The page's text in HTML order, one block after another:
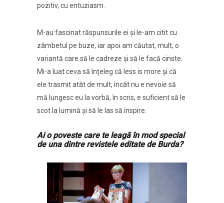
pozitiv, cu entuziasm.
M-au fascinat răspunsurile ei și le-am citit cu
zâmbetul pe buze, iar apoi am căutat, mult, o
variantă care să le cadreze și să le facă cinste.
Mi-a luat ceva să înțeleg că less is more și că
ele trasmit atât de mult, încât nu e nevoie să
mă lungesc eu la vorbă, în scris, e suficient să le
scot la lumină și să le las să inspire.
Ai o poveste care te leagă în mod special
de una dintre revistele editate de Burda?